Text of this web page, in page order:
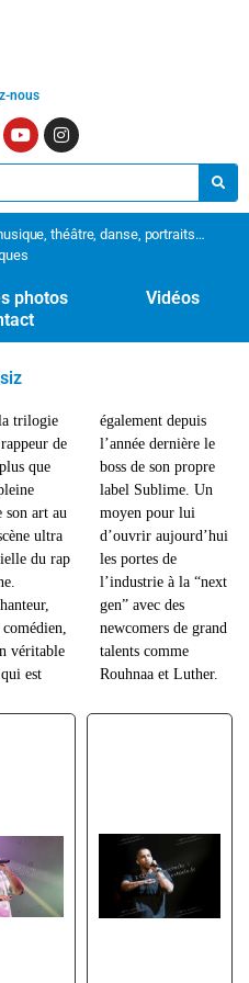
nous
théâtre, danse, portraits…
photos
Vidéos
trilogie
véritable
est
également depuis
l’année dernière le
boss de son propre
label Sublime. Un
moyen pour lui
d’ouvrir aujourd’hui
les portes de
l’industrie à la “next
des
de grand
Rouhnaa et Luther.